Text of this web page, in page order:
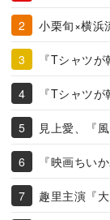
小栗旬×横浜
『Tシャツ
『Tシャツ
見上愛、『
『映画ちい
趣里主演『